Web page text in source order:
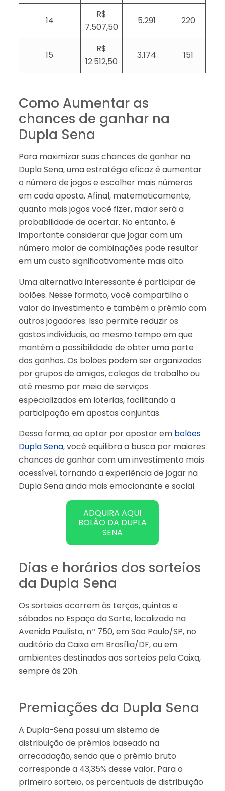
14
R$
7.507,50
5.291 220
15
R$
12.512,50
3.174 151
Como Aumentar as
chances de ganhar na
Dupla Sena
Para maximizar suas chances de ganhar na
Dupla Sena, uma estratégia eficaz é aumentar
o número de jogos e escolher mais números
em cada aposta. Afinal, matematicamente,
quanto mais jogos você fizer, maior será a
probabilidade de acertar. No entanto, é
importante considerar que jogar com um
número maior de combinações pode resultar
em um custo significativamente mais alto.
Uma alternativa interessante é participar de
bolões. Nesse formato, você compartilha o
valor do investimento e também o prêmio com
outros jogadores. Isso permite reduzir os
gastos individuais, ao mesmo tempo em que
mantém a possibilidade de obter uma parte
dos ganhos. Os bolões podem ser organizados
por grupos de amigos, colegas de trabalho ou
até mesmo por meio de serviços
especializados em loterias, facilitando a
participação em apostas conjuntas.
Dessa forma, ao optar por apostar em bolões
Dupla Sena, você equilibra a busca por maiores
chances de ganhar com um investimento mais
acessível, tornando a experiência de jogar na
Dupla Sena ainda mais emocionante e social.
ADQUIRA AQUI
BOLÃO DA DUPLA
SENA
Dias e horários dos sorteios
da Dupla Sena
Os sorteios ocorrem às terças, quintas e
sábados no Espaço da Sorte, localizado na
Avenida Paulista, nº 750, em São Paulo/SP, no
auditório da Caixa em Brasília/DF, ou em
ambientes destinados aos sorteios pela Caixa,
sempre às 20h.
Premiações da Dupla Sena
A Dupla-Sena possui um sistema de
distribuição de prêmios baseado na
arrecadação, sendo que o prêmio bruto
corresponde a 43,35% desse valor. Para o
primeiro sorteio, os percentuais de distribuição